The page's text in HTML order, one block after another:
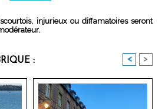
injurieux ou diffamatoires seront
: < >